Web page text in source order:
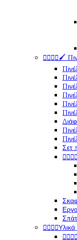
🖌️
Σετ


